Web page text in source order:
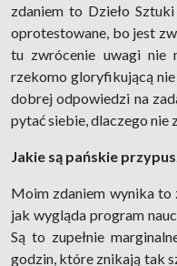
zdaniem to Dzieło
oprotestowane, bo jest
tu zwrócenie uwagi nie
rzekomo gloryfikującą
dobrej odpowiedzi na
pytać siebie, dlaczego nie
Jakie są pańskie
Moim zdaniem wynika to
jak wygląda program
Są to zupełnie
godzin, które znikają tak